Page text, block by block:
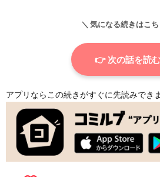
＼ 気になる続きはこち
👉 次の話を読む
アプリならこの続きがすぐに先読みでき